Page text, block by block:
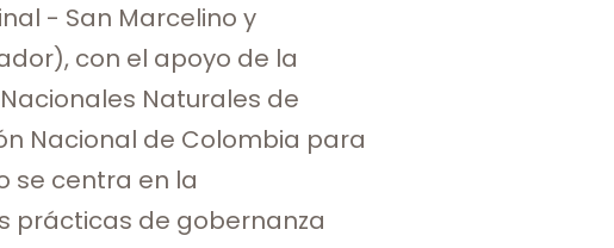
- San Marcelino y
con el apoyo de la
Naturales de
Nacional de Colombia para
se centra en la
prácticas de gobernanza